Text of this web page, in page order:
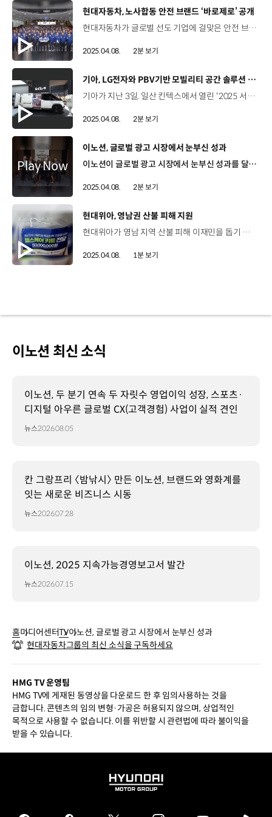
[동영상]
현대자동차, 노사합동 안전 브랜드 ‘바로제로’ 공개
현대자동차가 글로벌 선도 기업에 걸맞은 안전 브랜드, ‘바로제로’를 공개했습니다. 현대자동차는 지난달 31일, 울산 공장에서 최고안전책임자 이동석 사장, 문용문 금속노조 현대자동차지부장 등 임직원 170여 명이 참석한 가운데 ‘바로제로’ 공개 행사를 진행했는데요. ‘바로제로’는 중대재해를 예방하고 안전 문화를 구축하기 위해 만들어진 브랜드로, 안전 수칙은 ‘올바로’ 지키고, 위험 요인 발견 시 ‘바로’ 동료와 소통하며, 사업장 내 위험 요소는 ‘제로(0)’로 만들겠다는 의미가 담겼습니다. 김상윤 책임매니저 / 현대자동차 안전문화교육팀안전브랜드 ‘바로제로’는 현대자동차 사업장 안전 공통의 목표점이자 행동 방침을 의미합니다. 앞으로 안전은 바로, 위험은 제로 ‘바로제로’를 꼭 기억해주시고 현업에서 안전을 최우선으로 고려해주시면 감사하겠습니다 각 사업장에서는 업무를 시작할 때 바로제로의 슬로건, ‘안전은 바로, 위험은 제로’를 구호로 사용할 계획인데요. 이와 함께 현대자동차는 바로제로 캐릭터와 로고가 새겨진 안전 용품 등을 제작해 각 사업장에서 활용할 수 있도록 하고, 울산에서 시작한 바로제로를 국내 생산거점과 연구소, 하이테크센터까지 확대해 나갈 예정입니다.
2025.04.08. 2분 보기
[동영상]
기아, LG전자와 PBV기반 모빌리티 공간 솔루션 MOU
기아가 지난 3일, 일산 킨텍스에서 열린 '2025 서울모빌리티쇼'에서 LG전자와 PBV기반의 모빌리티 공간 솔루션 구현을 위한 업무 협약(MOU)을 체결했습니다. 협약식에는 기아 국내사업본부장 정원정 부사장, LG전자 HS사업본부장 류재철 사장 등이 참석했으며, 서울모빌리티쇼 기아관에서는 'PV5 슈필라움' 콘셉트카 2종을 함께 공개했습니다. 이향은 상무 / LG전자 HS사업본부 슈필라움은 그동안 LG전자가 구현한 AI홈에서 제공했던 초개인화된 경험을 PBV와 같은 모빌리티에서도 지속해나갈 수 있는 새로운 사업 모델의 시작이 될 것입니다. 모바일 오피스용 '슈필라움 스튜디오'와 차크닉용 '슈필라움 글로우캐빈'는 스타일러와 스마트미러, 냉장고와 와인셀러 등 PBV 맞춤형 모듈 가전이 탑재돼 차별화된 고객경험을 제공합니다. 박정식 팀장 / 기아 국내PBV컨버전팀 LG전자와 협업한 슈필라움 프로젝트는 PBV의 무한한 확장성을 구현했다는 점에서 큰 의미를 가진다고 생각합니다. 라이프 스타일을 새롭게 개척해 나가는 모델로 만들어 보겠습니다. 기아와 LG전자는 내년 하반기 시장진출을 목표로 기술 협력을 본격화하고 고객 맞춤형 모빌리티 경험을 구현할 예정입니다.
2025.04.08. 2분 보기
[동영상]
이노션, 글로벌 광고 시장에서 눈부신 성과
이노션이 글로벌 광고 시장에서 눈부신 성과를 달성하고 있습니다. 이노션은 아시아 태평양 지역 대표 광고제인 ‘애드페스트(ADFEST) 2025’ 에서 현대자동차와 공동 기획, 제작한 ‘밤낚시’ 캠페인으로 브랜드 경험부문에서 금상을 비롯해, 엔터테인먼트 등 총 4개 카테고리에서 본상 5개를 수상했는데요, 밤낚시 캠페인은 단순한 광고의 형식을 넘어 자동차의 시선으로 스토리를 전개해 획기적이고 새로운 접근 방식을 보여줬다며 큰 호평을 받았습니다. 또한 이노션 미국 자회사 ‘캔버스 월드와이드’는 글로벌 광고/마케팅 전문지 ‘Campagin US’가 선정하는 ‘2025 올해의 미디어 에이전시’에 이름을 올렸습니다. Campaign US는 매년 업계 리더십과 비즈니스 성과, 조직 문화 등을 바탕으로 엄격하고 까다로운 심사를 거쳐 수상자를 발표하기로 유명한데요. 캔버스가 설립 10년 만에 미주지역 ‘올해의 미디어 에이전시’ 1위를 달성하며 미국 최고의 미디어 대행사임을 입증했습니다. 폴 울밍턴 CEO / 캔버스 월드와이드이번 Campagin US ‘올해의 미디어 에이전시’ 1위 수상은 미국 시장에서의 현대자동차, 기아, 제네시스와의 특별한 관계도 한몫했습니다. 이노션과 캔버스가 함께 나아가는 길에는 한계가 없으며 앞으로도 많은 성공을 거둘 수 있기를 기대합니다. 특히 캔버스는 데이터 기반 전략과 혁신적인 미디어 솔루션 제공, 뛰어난 클라이언트 성과 등에서 높은 평가를 받았습니다.
2025.04.08. 2분 보기
[동영상]
현대위아, 영남권 산불 피해 지원
현대위아가 영남 지역 산불 피해 이재민을 돕기 위해 '사랑의 밥차'를 지원하고 식사를 제공하는 등 봉사활동에 나섰습니다. 현대위아 직원 봉사단은 지난달 28일부터 30일까지 250여 명의 이재민이 모인 청송국민체육센터를 찾아 총 네 번의 식사를 제공했는데요. 이를 위한 밥차와 식사 준비에 필요한 모든 경비는 현대위아 임직원들의 급여를 모아 마련된 것이어서 그 의미를 더했습니다. 또한, 현대위아는 산불 진화 소방관들을 위해 경남 사회복지공동모금회에 5천만 원을 기탁해 1,600여 명의 소방관들에게 '헬스케어 키트'를 지원하고 산불 진화 헬기 부품 점검을 위해 관련 분야 전문 직원을 파견하는 등 다양한 지원활동을 펼쳤습니다.
2025.04.08. 1분 보기
이노션 최신 소식
이노션, 두 분기 연속 두 자릿수 영업이익 성장, 스포츠·
디지털 아우른 글로벌 CX(고객경험) 사업이 실적 견인
뉴스2026.08.05
칸 그랑프리 〈밤낚시〉 만든 이노션, 브랜드와 영화계를
잇는 새로운 비즈니스 시동
뉴스2026.07.28
이노션, 2025 지속가능경영보고서 발간
뉴스2026.07.15
홈미디어센터TV이노션, 글로벌 광고 시장에서 눈부신 성과
현대자동차그룹의 최신 소식을 구독하세요
HMG TV 운영팀
HMG TV에 게재된 동영상을 다운로드 한 후 임의사용하는 것을
금합니다. 콘텐츠의 임의 변형·가공은 허용되지 않으며, 상업적인
목적으로 사용할 수 없습니다. 이를 위반할 시 관련법에 따라 불이익을
받을 수 있습니다.
HYUNDAI
GROUP